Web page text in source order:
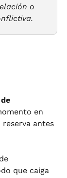
o
en
antes
que caiga